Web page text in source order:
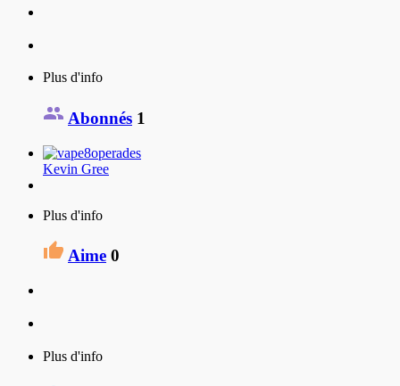
Plus d'info
Abonnés 1
Kevin Gree
Plus d'info
Aime 0
Plus d'info